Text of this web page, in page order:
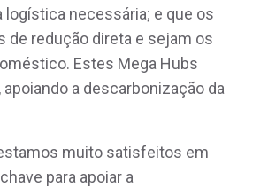
necessária; e que os
redução direta e sejam os
Estes Mega Hubs
a descarbonização da
muito satisfeitos em
para apoiar a